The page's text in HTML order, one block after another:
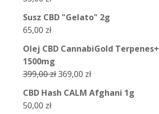
Susz CBD "Gelato" 2g
65,00 zł
Olej CBD CannabiGold Terpenes+
1500mg
399,00złPierwotna
wynosiła:
369,00 złAktualna
wynosi:
CBD Hash CALM Afghani 1g
50,00 zł